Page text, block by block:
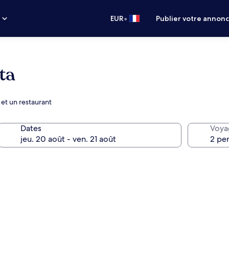
EUR• Publier votre
un restaurant
Dates